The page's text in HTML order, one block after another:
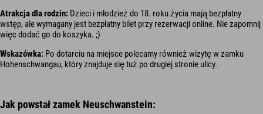
Atrakcja dla rodzin: Dzieci i młodzież do 18. roku życia mają bezpłatny
wstęp, ale wymagany jest bezpłatny bilet przy rezerwacji online. Nie zapomnij
więc dodać go do koszyka. ;)
Wskazówka: Po dotarciu na miejsce polecamy również wizytę w zamku
Hohenschwangau, który znajduje się tuż po drugiej stronie ulicy.
Jak powstał zamek Neuschwanstein: